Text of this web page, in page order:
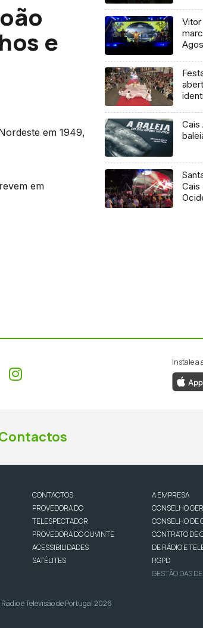
e
em 1949,
em
Cais
Cais
Facebook
Instagram
Instale a
CONTACTOS
PROVEDORA DO
TELESPECTADOR
PROVEDORA DO OUVINTE
ACESSIBILIDADES
SATÉLITES
A EMPRESA
CONSELHO
CONSELHO DE
CONTRATO DE
DE RÁDIO E
RGPD
GESTÃO DAS
Rádio e Televisão de Portugal 2026